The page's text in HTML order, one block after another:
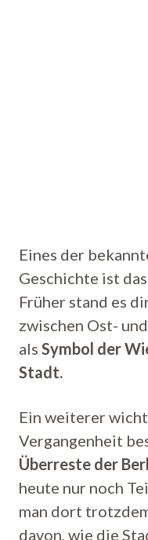
Eines der
Geschichte ist das
Früher stand es
zwischen Ost-
als Symbol der
Stadt.
Ein weiterer
Vergangenheit
Überreste der
heute nur noch
man dort
davon, wie die